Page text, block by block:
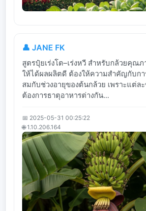
👤 JANE FK
สูตรปุ๋ยเร่งโต–เร่งหวี สำหรับกล้วยคุณ
ให้ได้ผลผลิตดี ต้องให้ความสำคัญกับกา
สมกับช่วงอายุของต้นกล้วย เพราะแต่ล
ต้องการธาตุอาหารต่างกัน...
📅 2025-05-31 00:25:22
🌐 1.10.206.164